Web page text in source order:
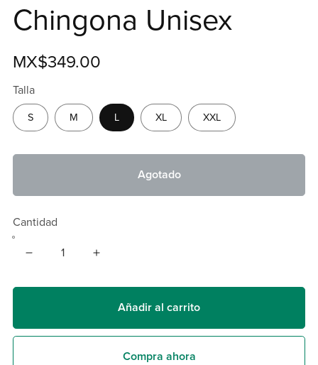
Chingona Unisex
MX$349.00
Talla
S M L XL XXL
Agotado
Cantidad
Añadir al carrito
Compra ahora